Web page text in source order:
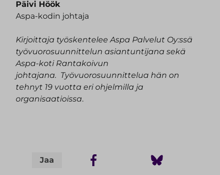
Päivi Höök
Aspa-kodin johtaja
Kirjoittaja työskentelee Aspa Palvelut Oy:ssä
työvuorosuunnittelun asiantuntijana sekä
Aspa-koti Rantakoivun
johtajana. Työvuorosuunnittelua hän on
tehnyt 19 vuotta eri ohjelmilla ja
organisaatioissa.
Jaa